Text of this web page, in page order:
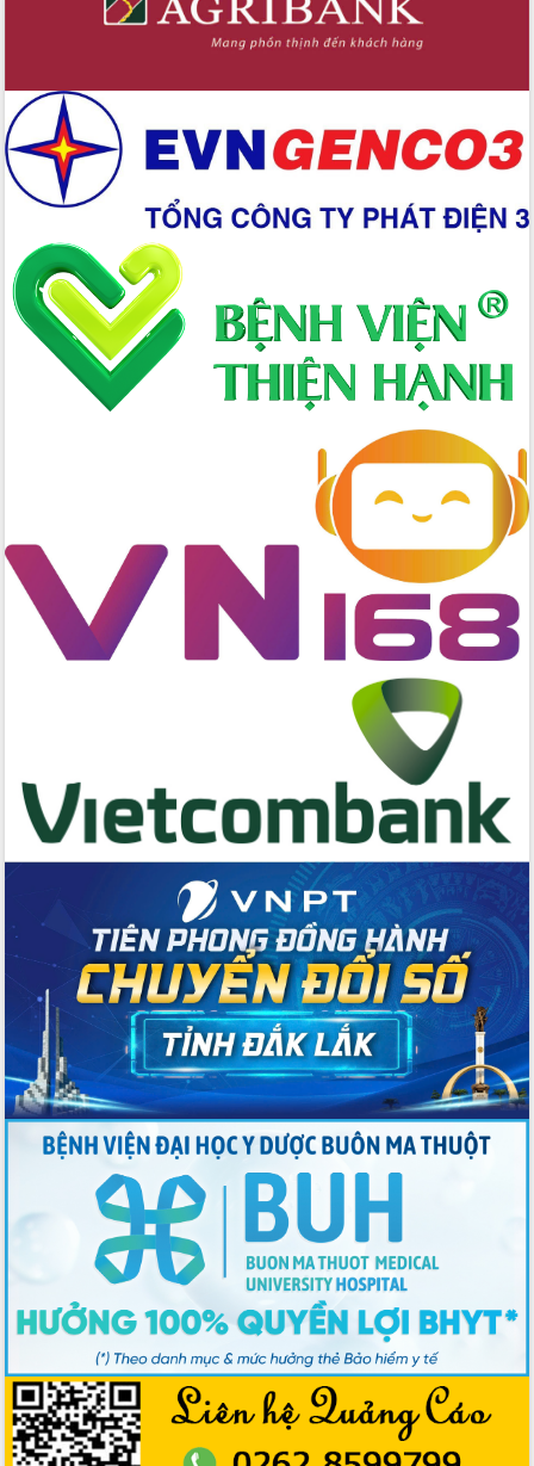
Chủ tịch UBND tỉnh Tạ Anh Tuấn thăm,
chúc mừng các bệnh viện nhân Ngày
Rộn ràng lễ hội truyền thống Sông
nước Đà Nông lần thứ I năm 2026
Kỳ họp Chuyên đề lần thứ Năm, HĐND
tỉnh Đắk Lắk thông qua các nghị quyết
quan trọng
Thống nhất danh sách giới thiệu ứng
cử đại biểu Quốc hội khoá XVI và đại
biểu HĐND tỉnh Đắk Lắk, nhiệm kỳ
2026-2031
Phát động hai phong trào thi đua quan
trọng trong kỷ nguyên mới
Hội nghị lần thứ tư Ban Chỉ đạo công
tác bầu cử tỉnh Đắk Lắk
Hội nghị Ban Chấp hành Đảng bộ tỉnh
Đắk Lắk lần thứ 2 (mở rộng)
Tập trung giải phóng mặt bằng, đẩy
nhanh tiến độ Tuyến đường bộ ven
quốc phòng, quân sự địa phương năm
2025
Tập trung triển khai quyết liệt, đồng bộ
các nhiệm vụ đề ra năm 2025
Phát huy vai trò của người có uy tín
trong phòng chống tảo hôn và hôn
nhân cận huyết thống
Nông sản Tây Nguyên thu hút doanh
nghiệp nước ngoài
Đắk Lắk định vị thương hiệu du lịch
“Biển – Rừng – Cà phê” trong không
gian phát triển mới
Hội nghị chia sẻ kinh nghiệm, chuyển
giao kỹ thuật y tế, định hướng phát
triển chuyên sâu đến 2030
Chuyển đổi số mở ra không gian phát
triển trong lĩnh vực văn hóa, du lịch
Công bố quyết định của Ban Thường
vụ Tỉnh ủy về công tác cán bộ.
Thủ tướng Phạm Minh Chính: Khẩn
trương tái thiết cuộc sống người dân
sau thiên tai
Tập trung nâng cao chất lượng, tổ
chức sản xuất sầu riêng theo hướng
bền vững